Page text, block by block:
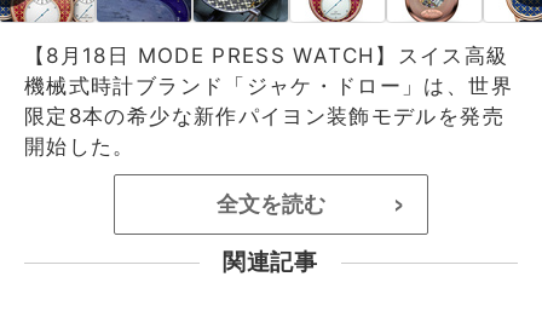
【8月18日 MODE PRESS WATCH】スイス高級
機械式時計ブランド「ジャケ・ドロー」は、世界
限定8本の希少な新作パイヨン装飾モデルを発売
開始した。
全文を読む >
関連記事